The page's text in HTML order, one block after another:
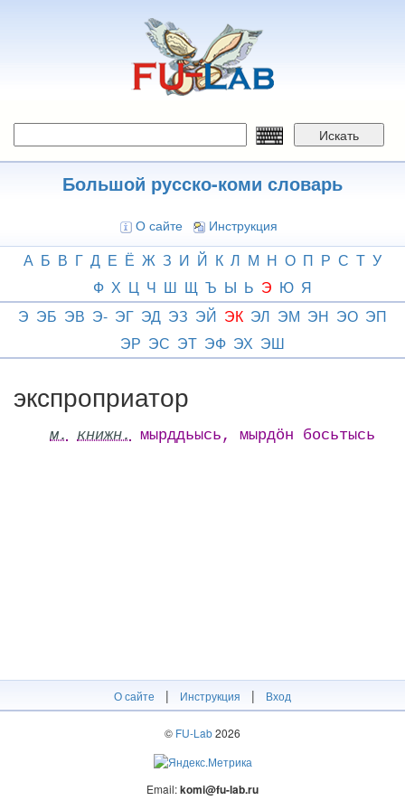
Искать
Большой русско-коми словарь
О сайте Инструкция
А Б В Г Д Е Ё Ж З И Й К Л М Н О П Р С Т У
Ф Х Ц Ч Ш Щ Ъ Ы Ь Э Ю Я
Э ЭБ ЭВ Э- ЭГ ЭД ЭЗ ЭЙ ЭК ЭЛ ЭМ ЭН ЭО ЭП
ЭР ЭС ЭТ ЭФ ЭХ ЭШ
экспроприатор
м. книжн. мырддьысь, мырдӧн босьтысь
О сайте | Инструкция | Вход
© FU-Lab2026
Email:komi@fu-lab.ru